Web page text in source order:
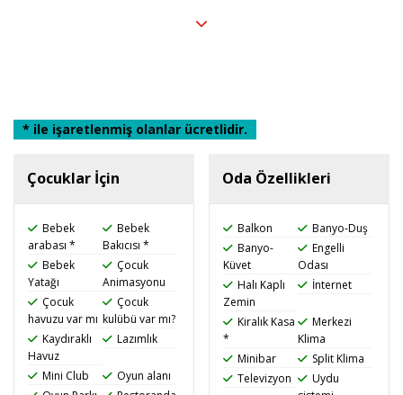
Çocuklar İçin
Bebek
arabası *
Bebek
Bakıcısı *
Bebek
Yatağı
Çocuk
Animasyonu
Çocuk
havuzu var mı
Çocuk
kulübü var mı?
Kaydıraklı
Havuz
Lazımlık
Mini Club
Oyun alanı
Oda Özellikleri
Balkon
Banyo-Duş
Banyo-
Küvet
Engelli
Odası
Halı Kaplı
Zemin
İnternet
Kiralık Kasa
*
Merkezi
Klima
Minibar
Split Klima
Televizyon
Uydu
* ile işaretlenmiş olanlar ücretlidir.